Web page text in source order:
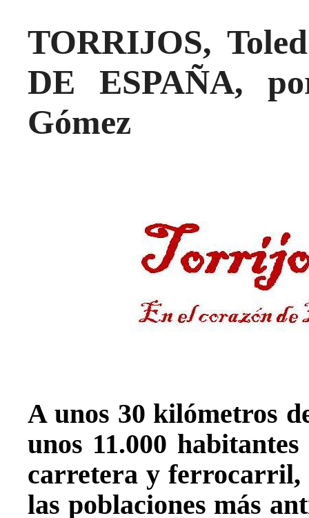
TORRIJOS,
DE ESPAÑA,
Gómez
A unos 30 kilómetros
unos 11.000
carretera y ferrocarril,
las poblaciones más